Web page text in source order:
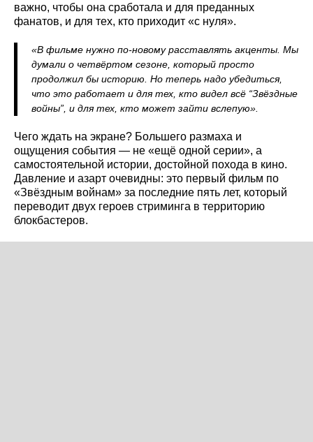
важно, чтобы она сработала и для преданных
фанатов, и для тех, кто приходит «с нуля».
«В фильме нужно по-новому расставлять акценты. Мы
думали о четвёртом сезоне, который просто
продолжил бы историю. Но теперь надо убедиться,
что это работает и для тех, кто видел всё “Звёздные
войны”, и для тех, кто может зайти вслепую».
Чего ждать на экране? Большего размаха и
ощущения события — не «ещё одной серии», а
самостоятельной истории, достойной похода в кино.
Давление и азарт очевидны: это первый фильм по
«Звёздным войнам» за последние пять лет, который
переводит двух героев стриминга в территорию
блокбастеров.